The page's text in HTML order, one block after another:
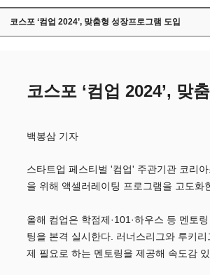
코스포 ‘컴업 2024’, 맞춤형 성장프로그램 도입
코스포 ‘컴업 2024’, 맞
백봉삼 기자
스타트업 페스티벌 '컴업' 주관기관 코리
을 위해 액셀러레이팅 프로그램을 고도화
올해 컴업은 학점제·101·하우스 등 멘토
팅을 본격 실시한다. 러너스리그와 루키
제 필요로 하는 멘토링을 제공해 속도감